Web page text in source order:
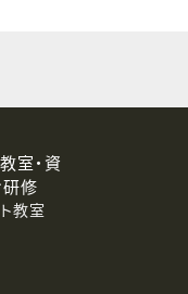
室・資
研修
教室